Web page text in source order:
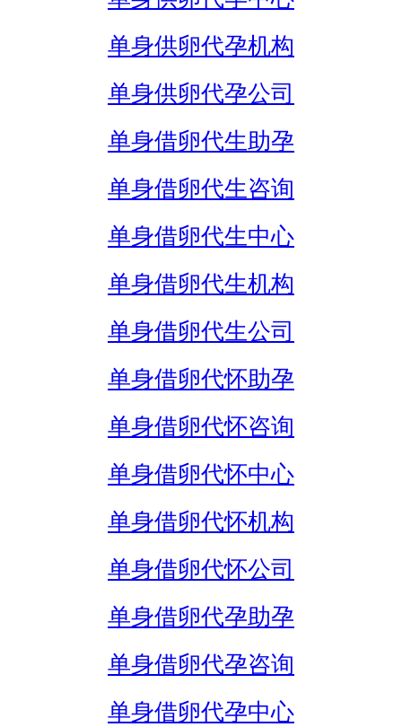
单身供卵代孕机构
单身供卵代孕公司
单身借卵代生助孕
单身借卵代生咨询
单身借卵代生中心
单身借卵代生机构
单身借卵代生公司
单身借卵代怀助孕
单身借卵代怀咨询
单身借卵代怀中心
单身借卵代怀机构
单身借卵代怀公司
单身借卵代孕助孕
单身借卵代孕咨询
单身借卵代孕中心